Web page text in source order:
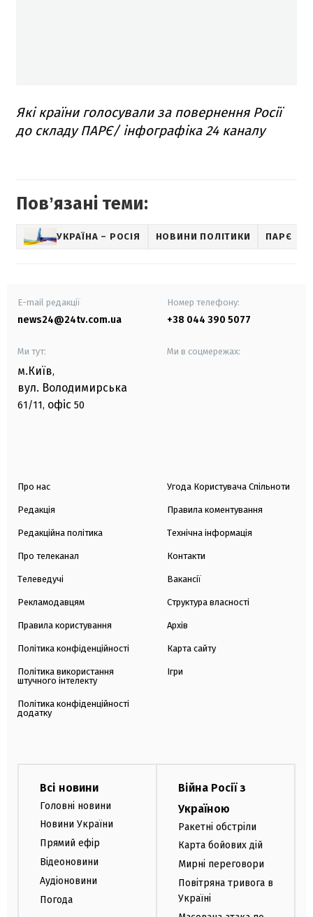
Які країни голосували за повернення Росії
до складу ПАРЄ/ інфографіка 24 каналу
Повʼязані теми:
УКРАЇНА – РОСІЯ НОВИНИ ПОЛІТИКИ ПАРЄ
E-mail редакції
news24@24tv.com.ua
Номер телефону:
+38 044 390 5077
Ми тут:
м.Київ,
вул. Володимирська
61/11, офіс 50
Ми в соцмережах:
Про нас
Редакція
Редакційна політика
Про телеканал
Телеведучі
Рекламодавцям
Правила користування
Політика конфіденційності
Політика використання
штучного інтелекту
Політика конфіденційності
додатку
Угода Користувача Спільноти
Правила коментування
Технічна інформація
Контакти
Вакансії
Структура власності
Архів
Карта сайту
Ігри
Всі новини
Головні новини
Новини України
Прямий ефір
Відеоновини
Аудіоновини
Погода
Війна Росії з
Україною
Ракетні обстріли
Карта бойових дій
Мирні переговори
Повітряна тривога в
Україні